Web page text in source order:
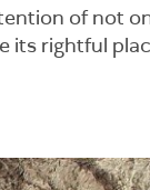
of not
its rightful